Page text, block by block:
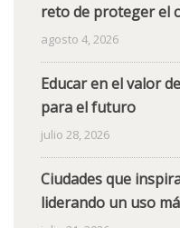
reto de proteger el
agosto 4, 2026
Educar en el valor
para el futuro
julio 28, 2026
Ciudades que
liderando un uso